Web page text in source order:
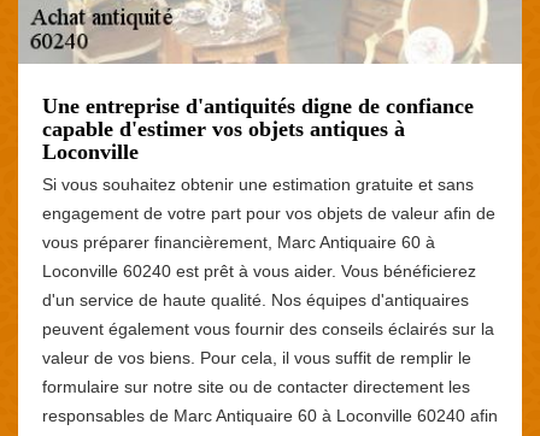
Une entreprise d'antiquités digne de confiance
capable d'estimer vos objets antiques à
Loconville
Si vous souhaitez obtenir une estimation gratuite et sans
engagement de votre part pour vos objets de valeur afin de
vous préparer financièrement, Marc Antiquaire 60 à
Loconville 60240 est prêt à vous aider. Vous bénéficierez
d'un service de haute qualité. Nos équipes d'antiquaires
peuvent également vous fournir des conseils éclairés sur la
valeur de vos biens. Pour cela, il vous suffit de remplir le
formulaire sur notre site ou de contacter directement les
responsables de Marc Antiquaire 60 à Loconville 60240 afin